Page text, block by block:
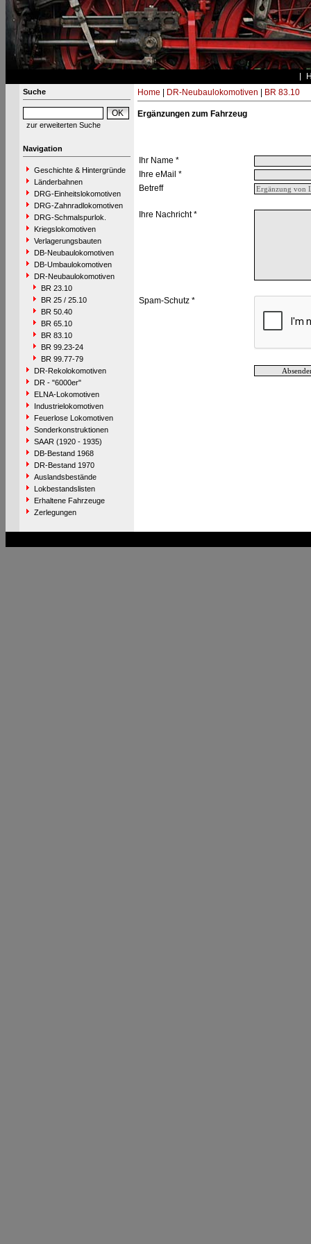
Suche
zur erweiterten Suche
Navigation
Geschichte & Hintergründe
Länderbahnen
DRG-Einheitslokomotiven
DRG-Zahnradlokomotiven
DRG-Schmalspurlok.
Kriegslokomotiven
Verlagerungsbauten
DB-Neubaulokomotiven
DB-Umbaulokomotiven
DR-Neubaulokomotiven
BR 23.10
BR 25 / 25.10
BR 50.40
BR 65.10
BR 83.10
BR 99.23-24
BR 99.77-79
DR-Rekolokomotiven
DR - "6000er"
ELNA-Lokomotiven
Industrielokomotiven
Feuerlose Lokomotiven
Sonderkonstruktionen
SAAR (1920 - 1935)
DB-Bestand 1968
DR-Bestand 1970
Auslandsbestände
Lokbestandslisten
Erhaltene Fahrzeuge
Zerlegungen
Home DR-Neubaulokomotiven BR 83.10
Ergänzungen zum Fahrzeug
Ihr Name *
Ihre eMail *
Betreff
Ihre Nachricht *
Spam-Schutz *